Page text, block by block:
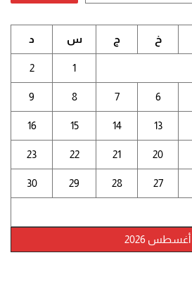
أغسطس 2026
خ ج س د
1
2
6
7
8
9
13
14
15
16
20
21
22
23
27
28
29
30